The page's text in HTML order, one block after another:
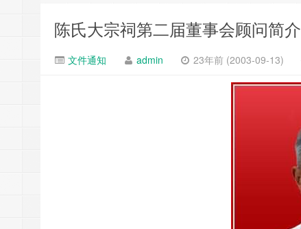
陈氏大宗祠第二届董事会顾问简介
文件通知 admin 23年前 (2003-09-13)